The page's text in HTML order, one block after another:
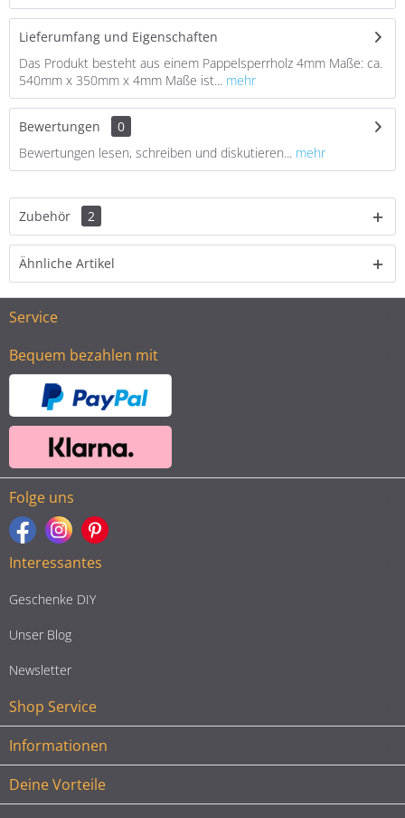
Lieferumfang und Eigenschaften
Das Produkt besteht aus einem Pappelsperrholz 4mm Maße: ca.
540mm x 350mm x 4mm Maße ist... mehr
Bewertungen
0
Bewertungen lesen, schreiben und diskutieren... mehr
Zubehör 2
Ähnliche Artikel
Service
Bequem bezahlen mit
Folge uns
Interessantes
Geschenke DIY
Unser Blog
Newsletter
Shop Service
Informationen
Deine Vorteile